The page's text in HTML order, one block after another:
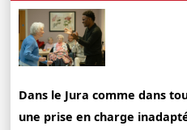
Dans le Jura comme dans
une prise en charge